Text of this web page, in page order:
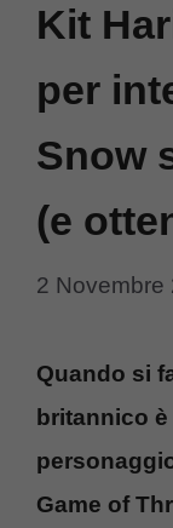
Kit
per
Snow
(e
2 Novembre
Quando si
britannico
Game of